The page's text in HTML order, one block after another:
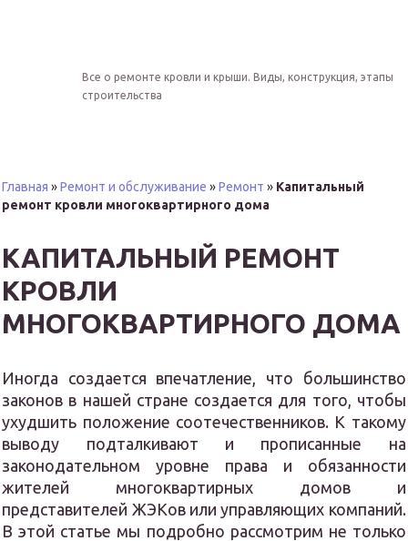
Все о ремонте кровли и крыши. Виды, конструкция, этапы
строительства
Главная »Ремонт и обслуживание »Ремонт » Капитальный
ремонт кровли многоквартирного дома
КАПИТАЛЬНЫЙ РЕМОНТ
КРОВЛИ
МНОГОКВАРТИРНОГО ДОМА
Иногда создается впечатление, что большинство
законов в нашей стране создается для того, чтобы
ухудшить положение соотечественников. К такому
выводу подталкивают и прописанные на
законодательном уровне права и обязанности
жителей многоквартирных домов и
представителей ЖЭКов или управляющих компаний.
В этой статье мы подробно рассмотрим не только